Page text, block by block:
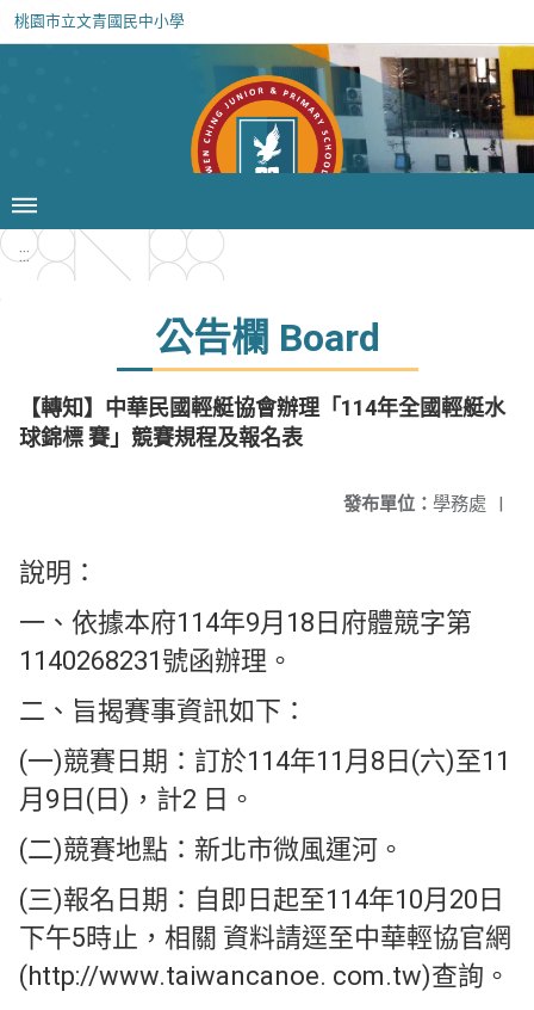
桃園市立文青國民中小學
:::
公告欄 Board
【轉知】中華民國輕艇協會辦理「114年全國輕艇水
球錦標 賽」競賽規程及報名表
發布單位： 學務處 |
說明：
一、依據本府114年9月18日府體競字第
1140268231號函辦理。
二、旨揭賽事資訊如下：
(一)競賽日期：訂於114年11月8日(六)至11
月9日(日)，計2 日。
(二)競賽地點：新北市微風運河。
(三)報名日期：自即日起至114年10月20日
下午5時止，相關 資料請逕至中華輕協官網
(http://www.taiwancanoe. com.tw)查詢。